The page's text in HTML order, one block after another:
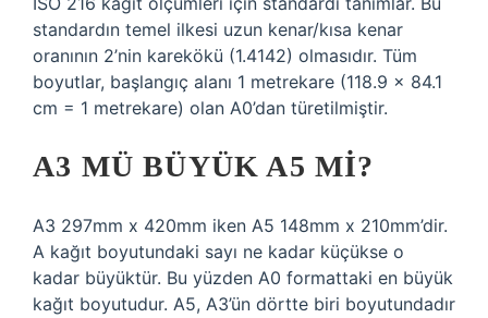
standardın temel ilkesi uzun kenar/kısa kenar
oranının 2’nin karekökü (1.4142) olmasıdır. Tüm
boyutlar, başlangıç ​​alanı 1 metrekare (118.9 x 84.1
cm = 1 metrekare) olan A0’dan türetilmiştir.
A3 MÜ BÜYÜK A5 MI?
A3 297mm x 420mm iken A5 148mm x 210mm’dir.
A kağıt boyutundaki sayı ne kadar küçükse o
kadar büyüktür. Bu yüzden A0 formattaki en büyük
kağıt boyutudur. A5, A3’ün dörtte biri boyutundadır